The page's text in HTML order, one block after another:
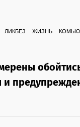
ЛИКБЕЗ ЖИЗНЬ